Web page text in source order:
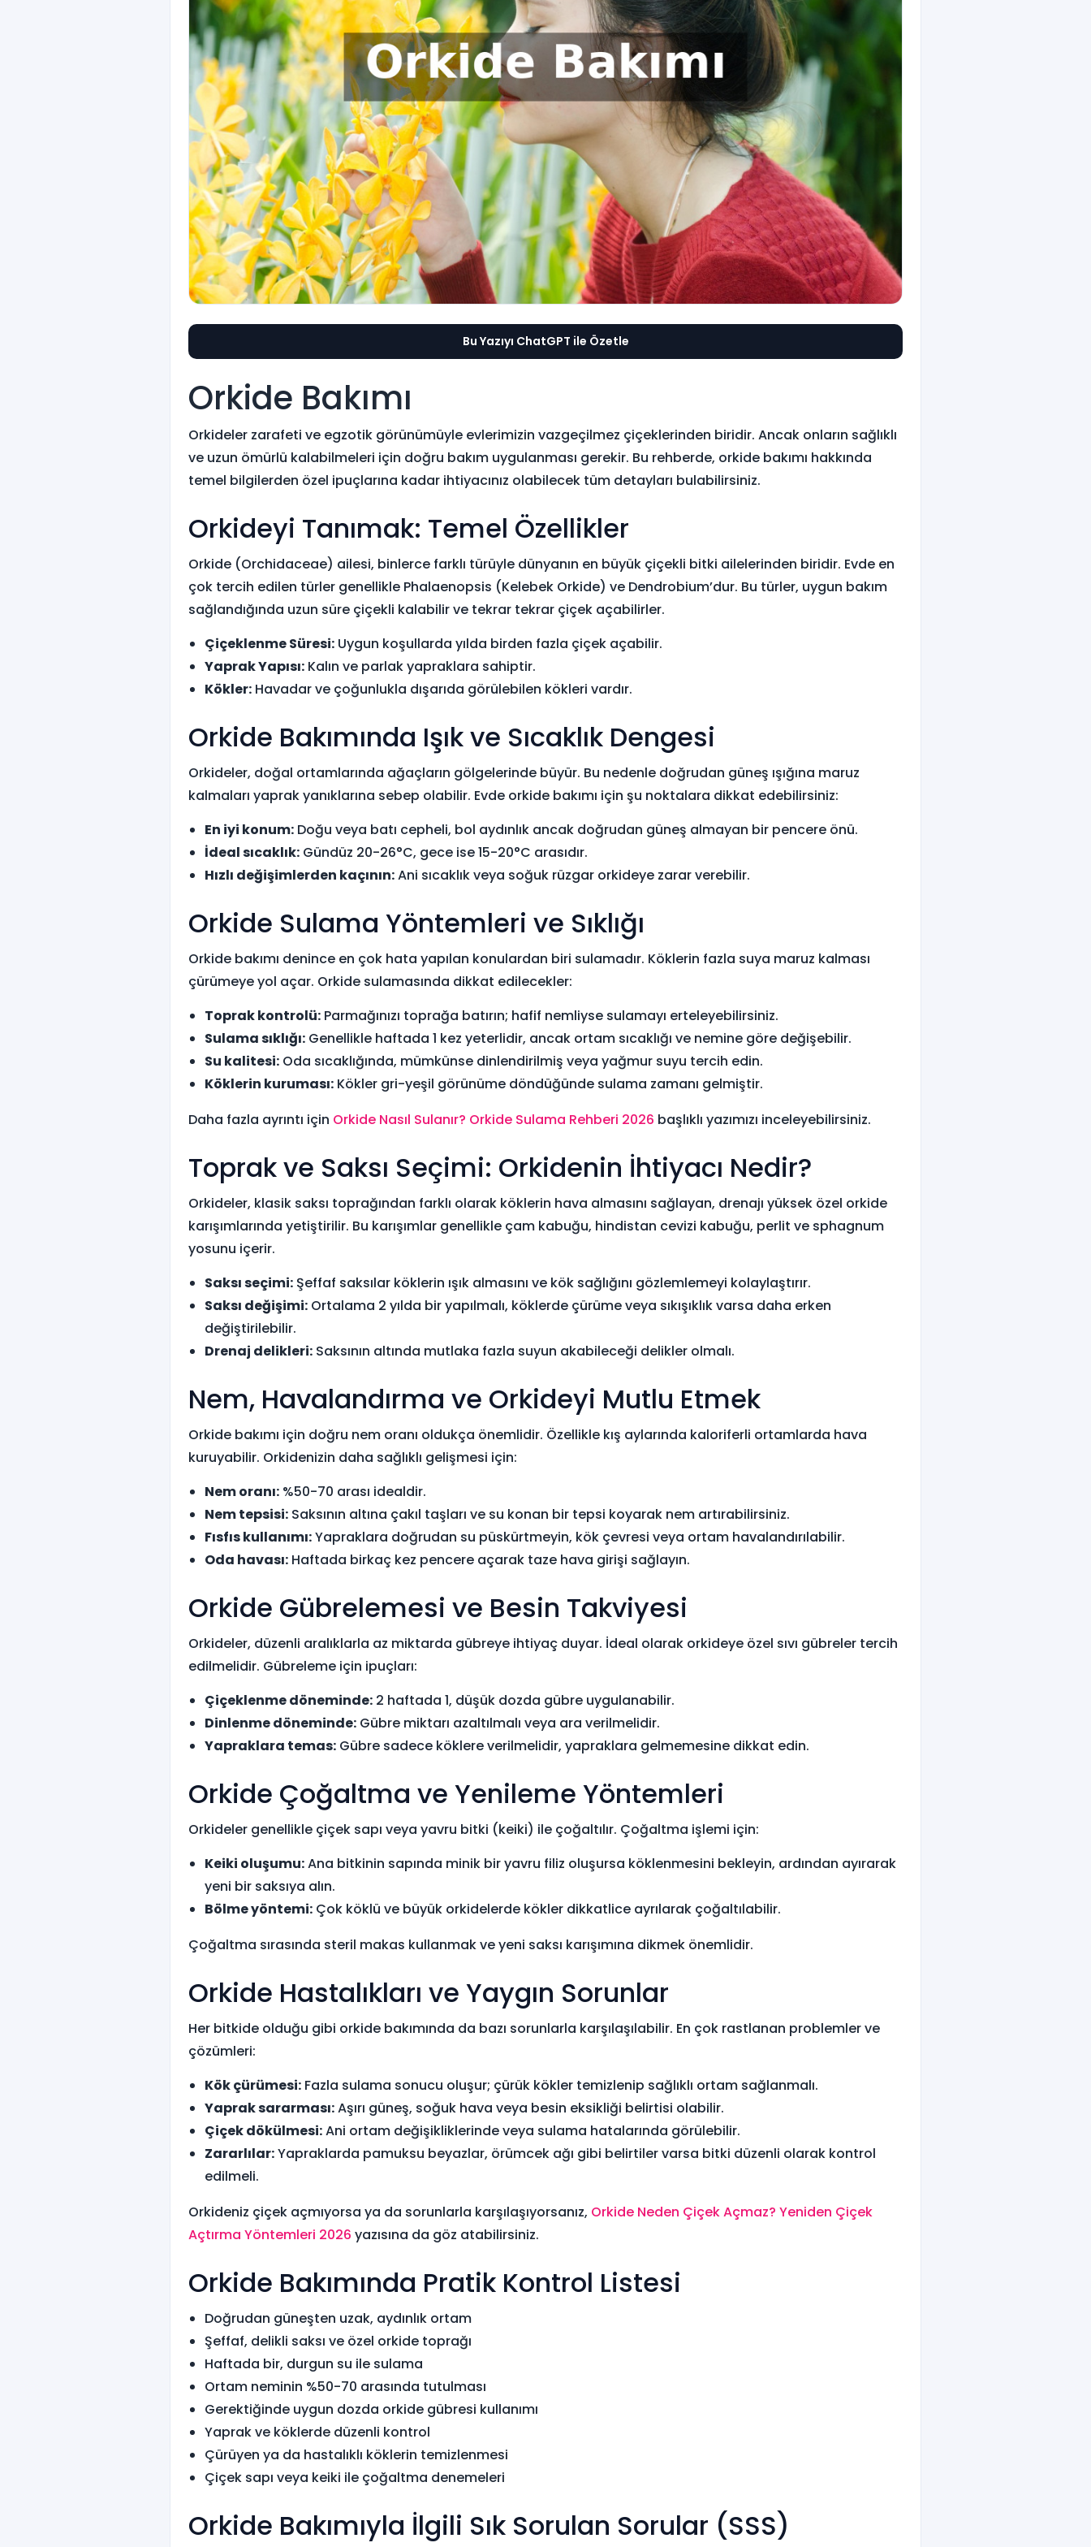
Bu Yazıyı ChatGPT ile Özetle
Orkide Bakımı
Orkideler zarafeti ve egzotik görünümüyle evlerimizin vazgeçilmez çiçeklerinden biridir. Ancak onların sağlıklı
ve uzun ömürlü kalabilmeleri için doğru bakım uygulanması gerekir. Bu rehberde, orkide bakımı hakkında
temel bilgilerden özel ipuçlarına kadar ihtiyacınız olabilecek tüm detayları bulabilirsiniz.
Orkideyi Tanımak: Temel Özellikler
Orkide (Orchidaceae) ailesi, binlerce farklı türüyle dünyanın en büyük çiçekli bitki ailelerinden biridir. Evde en
çok tercih edilen türler genellikle Phalaenopsis (Kelebek Orkide) ve Dendrobium’dur. Bu türler, uygun bakım
sağlandığında uzun süre çiçekli kalabilir ve tekrar tekrar çiçek açabilirler.
Çiçeklenme Süresi: Uygun koşullarda yılda birden fazla çiçek açabilir.
Yaprak Yapısı: Kalın ve parlak yapraklara sahiptir.
Kökler: Havadar ve çoğunlukla dışarıda görülebilen kökleri vardır.
Orkide Bakımında Işık ve Sıcaklık Dengesi
Orkideler, doğal ortamlarında ağaçların gölgelerinde büyür. Bu nedenle doğrudan güneş ışığına maruz
kalmaları yaprak yanıklarına sebep olabilir. Evde orkide bakımı için şu noktalara dikkat edebilirsiniz:
En iyi konum: Doğu veya batı cepheli, bol aydınlık ancak doğrudan güneş almayan bir pencere önü.
İdeal sıcaklık: Gündüz 20-26°C, gece ise 15-20°C arasıdır.
Hızlı değişimlerden kaçının:Ani sıcaklık veya soğuk rüzgar orkideye zarar verebilir.
Orkide Sulama Yöntemleri ve Sıklığı
Orkide bakımı denince en çok hata yapılan konulardan biri sulamadır. Köklerin fazla suya maruz kalması
çürümeye yol açar. Orkide sulamasında dikkat edilecekler:
Toprak kontrolü: Parmağınızı toprağa batırın; hafif nemliyse sulamayı erteleyebilirsiniz.
Sulama sıklığı: Genellikle haftada 1 kez yeterlidir, ancak ortam sıcaklığı ve nemine göre değişebilir.
Su kalitesi: Oda sıcaklığında, mümkünse dinlendirilmiş veya yağmur suyu tercih edin.
Köklerin kuruması: Kökler gri-yeşil görünüme döndüğünde sulama zamanı gelmiştir.
Daha fazla ayrıntı için Orkide Nasıl Sulanır? Orkide Sulama Rehberi 2026 başlıklı yazımızı inceleyebilirsiniz.
Toprak ve Saksı Seçimi: Orkidenin İhtiyacı Nedir?
Orkideler, klasik saksı toprağından farklı olarak köklerin hava almasını sağlayan, drenajı yüksek özel orkide
karışımlarında yetiştirilir. Bu karışımlar genellikle çam kabuğu, hindistan cevizi kabuğu, perlit ve sphagnum
yosunu içerir.
Saksı seçimi: Şeffaf saksılar köklerin ışık almasını ve kök sağlığını gözlemlemeyi kolaylaştırır.
Saksı değişimi: Ortalama 2 yılda bir yapılmalı, köklerde çürüme veya sıkışıklık varsa daha erken
değiştirilebilir.
Drenaj delikleri: Saksının altında mutlaka fazla suyun akabileceği delikler olmalı.
Nem, Havalandırma ve Orkideyi Mutlu Etmek
Orkide bakımı için doğru nem oranı oldukça önemlidir. Özellikle kış aylarında kaloriferli ortamlarda hava
kuruyabilir. Orkidenizin daha sağlıklı gelişmesi için:
Nem oranı: %50-70 arası idealdir.
Nem tepsisi: Saksının altına çakıl taşları ve su konan bir tepsi koyarak nem artırabilirsiniz.
Fısfıs kullanımı:Yapraklara doğrudan su püskürtmeyin, kök çevresi veya ortam havalandırılabilir.
Oda havası: Haftada birkaç kez pencere açarak taze hava girişi sağlayın.
Orkide Gübrelemesi ve Besin Takviyesi
Orkideler, düzenli aralıklarla az miktarda gübreye ihtiyaç duyar. İdeal olarak orkideye özel sıvı gübreler tercih
edilmelidir. Gübreleme için ipuçları:
Çiçeklenme döneminde: 2 haftada 1, düşük dozda gübre uygulanabilir.
Dinlenme döneminde: Gübre miktarı azaltılmalı veya ara verilmelidir.
Yapraklara temas: Gübre sadece köklere verilmelidir, yapraklara gelmemesine dikkat edin.
Orkide Çoğaltma ve Yenileme Yöntemleri
Orkideler genellikle çiçek sapı veya yavru bitki (keiki) ile çoğaltılır. Çoğaltma işlemi için:
Keiki oluşumu:Ana bitkinin sapında minik bir yavru filiz oluşursa köklenmesini bekleyin, ardından ayırarak
yeni bir saksıya alın.
Bölme yöntemi: Çok köklü ve büyük orkidelerde kökler dikkatlice ayrılarak çoğaltılabilir.
Çoğaltma sırasında steril makas kullanmak ve yeni saksı karışımına dikmek önemlidir.
Orkide Hastalıkları ve Yaygın Sorunlar
Her bitkide olduğu gibi orkide bakımında da bazı sorunlarla karşılaşılabilir. En çok rastlanan problemler ve
çözümleri:
Kök çürümesi: Fazla sulama sonucu oluşur; çürük kökler temizlenip sağlıklı ortam sağlanmalı.
Yaprak sararması:Aşırı güneş, soğuk hava veya besin eksikliği belirtisi olabilir.
Çiçek dökülmesi:Ani ortam değişikliklerinde veya sulama hatalarında görülebilir.
Zararlılar:Yapraklarda pamuksu beyazlar, örümcek ağı gibi belirtiler varsa bitki düzenli olarak kontrol
edilmeli.
Orkideniz çiçek açmıyorsa ya da sorunlarla karşılaşıyorsanız, Orkide Neden Çiçek Açmaz? Yeniden Çiçek
Açtırma Yöntemleri 2026 yazısına da göz atabilirsiniz.
Orkide Bakımında Pratik Kontrol Listesi
Doğrudan güneşten uzak, aydınlık ortam
Şeffaf, delikli saksı ve özel orkide toprağı
Haftada bir, durgun su ile sulama
Ortam neminin %50-70 arasında tutulması
Gerektiğinde uygun dozda orkide gübresi kullanımı
Yaprak ve köklerde düzenli kontrol
Çürüyen ya da hastalıklı köklerin temizlenmesi
Çiçek sapı veya keiki ile çoğaltma denemeleri
Orkide Bakımıyla İlgili Sık Sorulan Sorular (SSS)